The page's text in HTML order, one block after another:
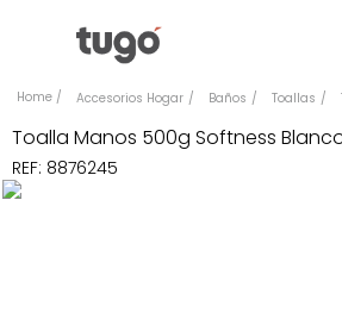
Accesorios Hogar Baños Toallas
Toalla Manos 500g Softness
REF: 8876245
Comedor
Silla